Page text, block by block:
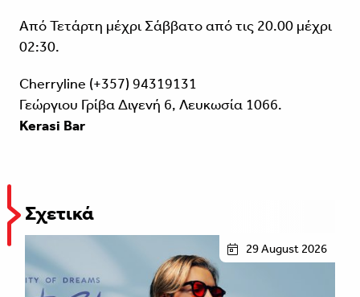
Aπό Τετάρτη μέχρι Σάββατο από τις 20.00 μέχρι
02:30.
Cherryline (+357) 94319131
Γεώργιου Γρίβα Διγενή 6, Λευκωσία 1066.
Kerasi Bar
Σχετικά
29 August 2026